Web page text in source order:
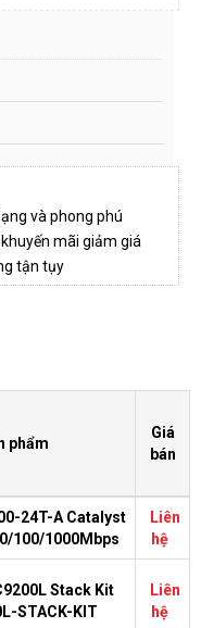
và phong phú
mãi giảm giá
tận tụy
phẩm
Giá
bán
24T-A Catalyst
100/1000Mbps
Liên
hệ
Stack Kit
STACK-KIT
Liên
hệ